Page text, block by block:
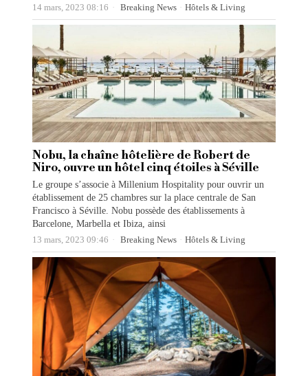
14 mars, 2023 08:16 Breaking News · Hôtels & Living
Nobu, la chaîne hôtelière de Robert de
Niro, ouvre un hôtel cinq étoiles à Séville
Le groupe s’associe à Millenium Hospitality pour ouvrir un
établissement de 25 chambres sur la place centrale de San
Francisco à Séville. Nobu possède des établissements à
Barcelone, Marbella et Ibiza, ainsi
13 mars, 2023 09:46 Breaking News · Hôtels & Living